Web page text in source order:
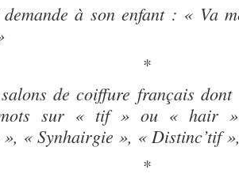
à son enfant : « Va
*
de coiffure français
sur « tif » ou « hair
», « Synhairgie », « Distinc’tif
*